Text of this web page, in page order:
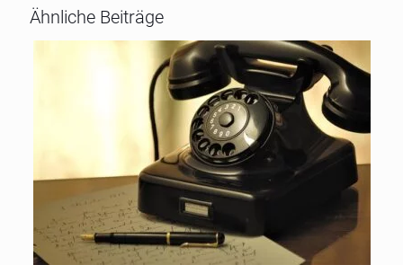
Ähnliche Beiträge